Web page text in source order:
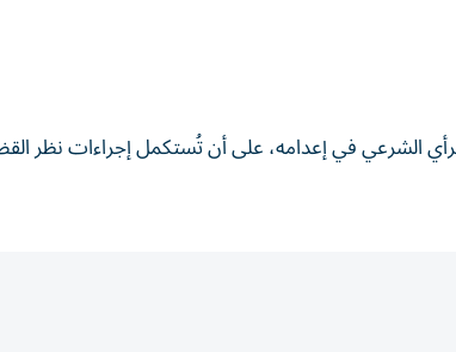
الشرعي في إعدامه، على أن تُستكمل إجراءات نظر